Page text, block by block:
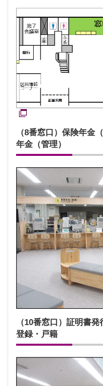
（8番窓口）保険年金
年金（管理）
（10番窓口）証明書
登録・戸籍